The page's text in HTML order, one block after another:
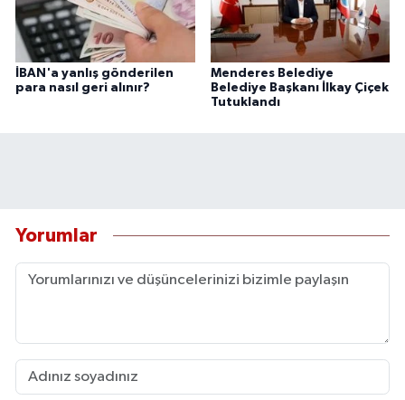
İBAN'a yanlış gönderilen
para nasıl geri alınır?
Menderes Belediye
Belediye Başkanı İlkay Çiçek
Tutuklandı
Yorumlar